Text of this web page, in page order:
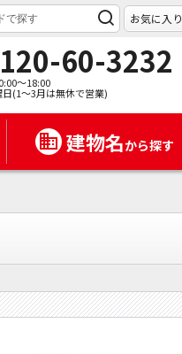
お気に入り
60-3232
～18:00
(1～3月は無休で営業)
建物名から探す